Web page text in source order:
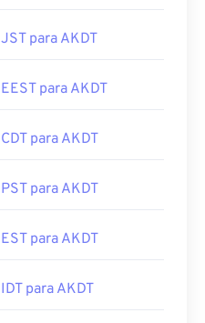
JST para AKDT
EEST para AKDT
CDT para AKDT
PST para AKDT
EST para AKDT
IDT para AKDT